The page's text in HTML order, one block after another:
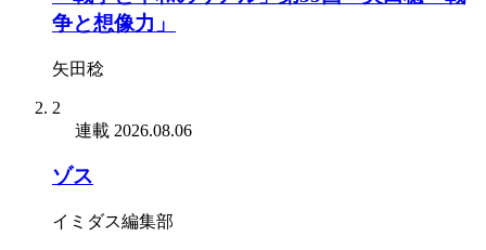
争と想像力」
矢田稔
2
連載 2026.08.06
ゾス
イミダス編集部